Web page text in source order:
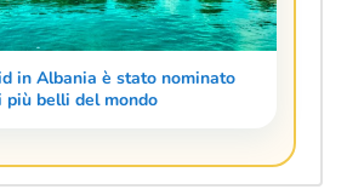
in Albania è stato nominato
più belli del mondo